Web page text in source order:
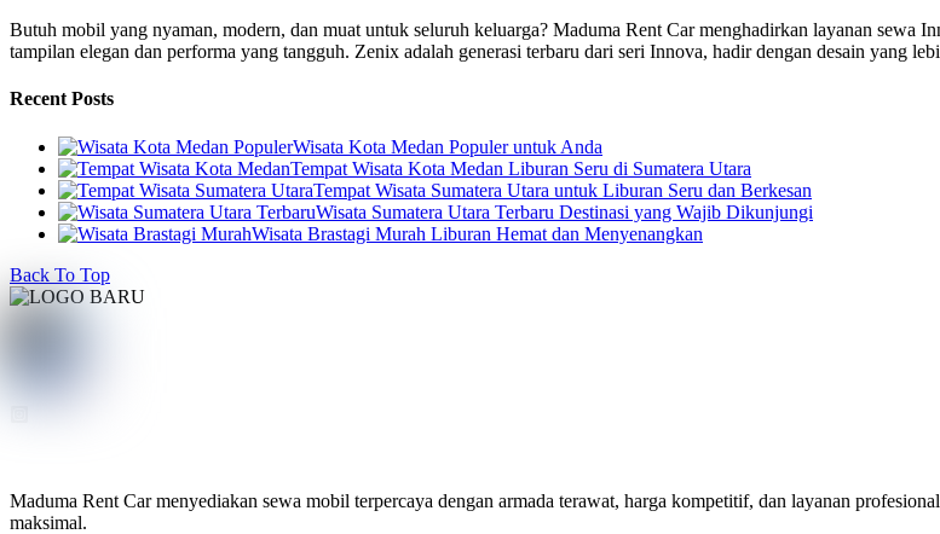
Butuh mobil yang nyaman, modern, dan muat untuk seluruh keluarga? Maduma Rent Car menghadirkan layanan sewa
tampilan elegan dan performa yang tangguh. Zenix adalah generasi terbaru dari seri Innova, hadir dengan desain yang
Recent Posts
Wisata Kota Medan Populer untuk Anda
Tempat Wisata Kota Medan Liburan Seru di Sumatera Utara
Tempat Wisata Sumatera Utara untuk Liburan Seru dan Berkesan
Wisata Sumatera Utara Terbaru Destinasi yang Wajib Dikunjungi
Wisata Brastagi Murah Liburan Hemat dan Menyenangkan
Back To Top
Maduma Rent Car menyediakan sewa mobil terpercaya dengan armada terawat, harga kompetitif, dan layanan
maksimal.